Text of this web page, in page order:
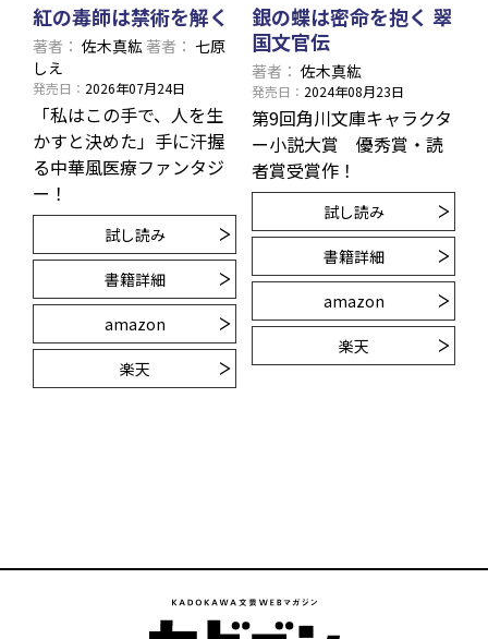
紅の毒師は禁術を解く
著者 佐木真紘著者
七原
しえ
発売日 2026年07月24日
「私はこの手で、人を生
かすと決めた」手に汗握
る中華風医療ファンタジ
ー！
試し読み
書籍詳細
amazon
楽天
銀の蝶は密命を抱く 翠
国文官伝
著者 佐木真紘
発売日 2024年08月23日
第9回角川文庫キャラクタ
ー小説大賞 優秀賞・読
者賞受賞作！
試し読み
書籍詳細
amazon
楽天